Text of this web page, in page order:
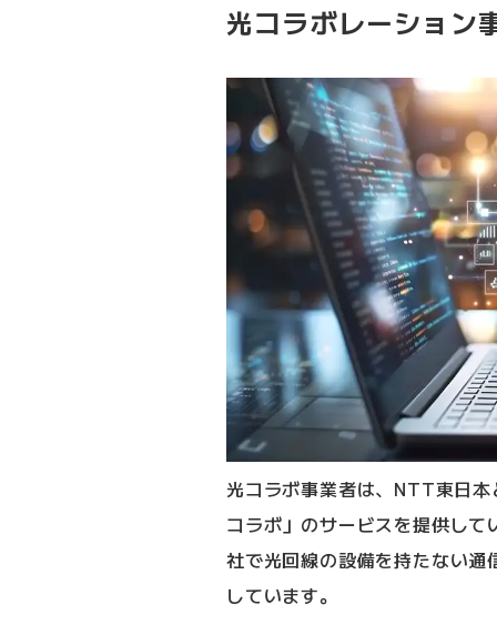
光コラボレーション
光コラボ事業者は、NTT東日
コラボ」のサービスを提供し
社で光回線の設備を持たない
しています。